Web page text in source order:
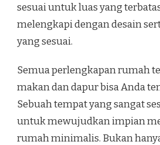
sesuai untuk luas yang
melengkapi dengan desain
yang sesuai.
Semua perlengkapan rumah
makan dan dapur bisa Anda
Sebuah tempat yang sangat
untuk mewujudkan impian
rumah minimalis. Bukan